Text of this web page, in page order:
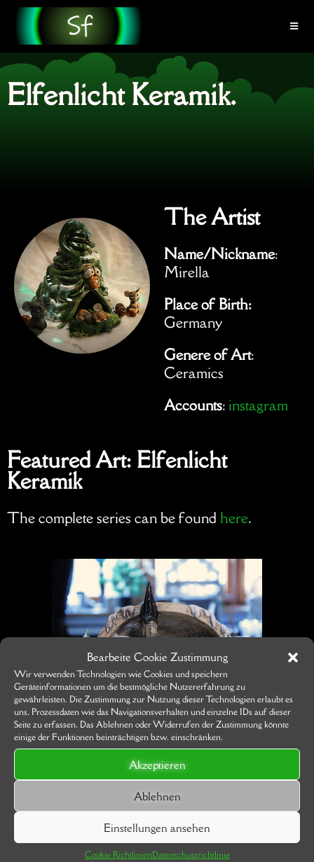
Bearbeite Cookie Zustimmung
Wir verwenden Technologien wie Cookies und speichern
Geräteinformationen um die bestmögliche Nutzererfahrung zu
gewährleisten. Die Zustimmung zur Nutzung dieser Technologien erlaubt es
uns, Prozessdaten wie das Navigationsverhalten und einzelne IDs auf dieser
Seite zu erfassen. Das Ablehnen oder Widerrufen der Zustimmung könnte
einige der Funktionen beinträchtigen bzw. einschränken.
Akzeptieren
Ablehnen
Einstellungen ansehen
Cookie RichtlinienDatenschutzrichtlinie
Elfenlicht Keramik.
The Artist
Name/Nickname:
Mirella
Place of Birth:
Germany
Genere of Art:
Ceramics
Accounts: instagram
Featured Art: Elfenlicht
Keramik
The complete series can be found here.